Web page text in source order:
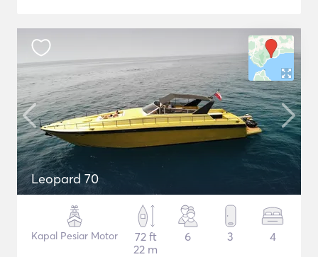
Leopard 70
Kapal Pesiar Motor
72 ft
22 m
6 3 4